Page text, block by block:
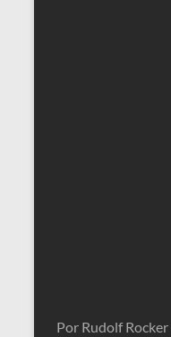
Por Rudolf Rocker